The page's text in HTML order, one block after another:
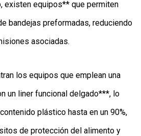
existen equipos** que permiten
bandejas preformadas, reduciendo
asociadas.
los equipos que emplean una
un liner funcional delgado***, lo
plástico hasta en un 90%,
de protección del alimento y